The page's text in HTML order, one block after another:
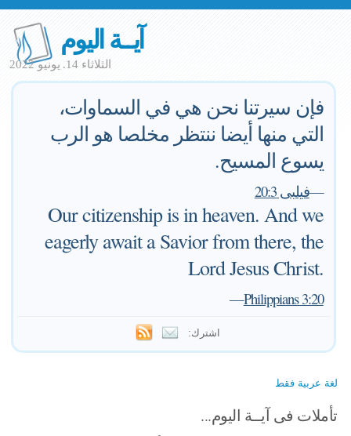
آيــة اليوم
الثلاثاء 14. يونيو 2022
فإن سيرتنا نحن هي في السماوات،
التي منها أيضا ننتظر مخلصا هو الرب
يسوع المسيح.
—فيلبى 20:3
Our citizenship is in heaven. And we
eagerly await a Savior from there, the
Lord Jesus Christ.
—Philippians 3:20
اشترك:
لغة عربية فقط
تأملات فى آيــة اليوم...